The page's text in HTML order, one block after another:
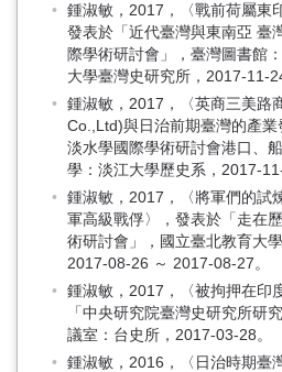
鍾淑敏，2017，〈戰前荷屬東
發表於「近代臺灣與東南亞 臺
際學術研討會」，臺灣圖書館
大學臺灣史研究所，2017-11-
鍾淑敏，2017，〈英商三美路
Co.,Ltd)與日治前期臺灣的產
淡水學國際學術研討會港口、
學：淡江大學歷史系，2017-
鍾淑敏，2017，〈將軍們的試
軍高級戰俘〉，發表於「走在
術研討會」，國立臺北教育大
2017-08-26 ～ 2017-08-27。
鍾淑敏，2017，〈被拘押在印
「中央研究院臺灣史研究所研
議室：台史所，2017-03-28。
鍾淑敏，2016，〈日治時期臺